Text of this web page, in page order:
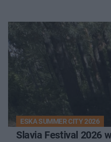
ESKA SUMMER CITY 2026
Slavia Festival 2026